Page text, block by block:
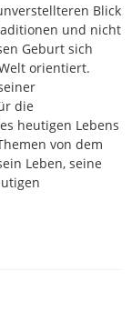
Blick
und nicht
Geburt sich
orientiert.
die
heutigen Lebens
von dem
Leben, seine